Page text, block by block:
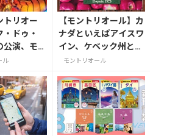
トリオー
・ドゥ・
公演、モ
ルで開幕
ル
【モントリオール】カ
ナダといえばアイスワ
イン、ケベック州とい
えば？
モントリオール